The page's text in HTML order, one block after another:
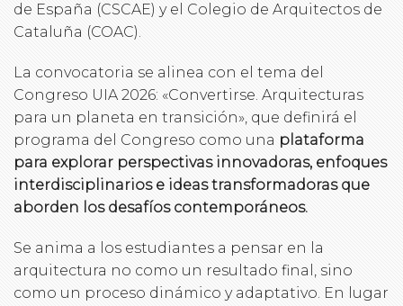
de España (CSCAE) y el Colegio de Arquitectos de
Cataluña (COAC).
La convocatoria se alinea con el tema del
Congreso UIA 2026: «Convertirse. Arquitecturas
para un planeta en transición», que definirá el
programa del Congreso como una plataforma
para explorar perspectivas innovadoras, enfoques
interdisciplinarios e ideas transformadoras que
aborden los desafíos contemporáneos.
Se anima a los estudiantes a pensar en la
arquitectura no como un resultado final, sino
como un proceso dinámico y adaptativo. En lugar